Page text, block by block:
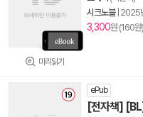
미리읽기
시크노블| 2025
3,300원 (160원)
ePub
[전자책]